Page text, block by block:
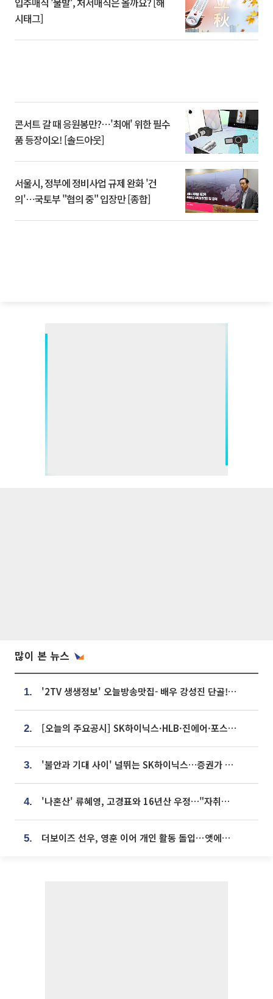
시태그]
콘서트 갈 때 응원봉만?⋯'최애' 위한 필수
품 등장이오! [솔드아웃]
서울시, 정부에 정비사업 규제 완화 '건
의'⋯국토부 "협의 중" 입장만 [종합]
많이 본 뉴스
1. '2TV 생생정보' 오늘방송맛집- 배우 강성진 단골! 쌀국수ㆍ푸팟퐁 커리 맛집 '블○○○'
2. [오늘의 주요공시] SK하이닉스·HLB·진에어·포스코홀딩스·네이버·대우건설 등
3. '불안과 기대 사이' 널뛰는 SK하이닉스…증권가 "HBM4·LTA 기반 펀터멘털 견고"
4. '나혼산' 류혜영, 고경표와 16년산 우정…"자취방서 부모님과 마주쳐"
5. 더보이즈 선우, 영훈 이어 개인 활동 돌입⋯앳에어리어와 전속계약